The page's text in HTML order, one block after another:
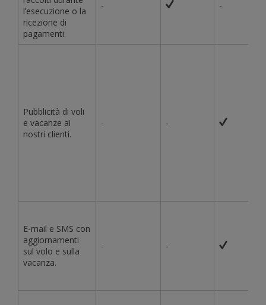
l’esecuzione o la
ricezione di
pagamenti.
- -
Pubblicità di voli
e vacanze ai
nostri clienti.
- -
E-mail e SMS con
aggiornamenti
sul volo e sulla
vacanza.
- -